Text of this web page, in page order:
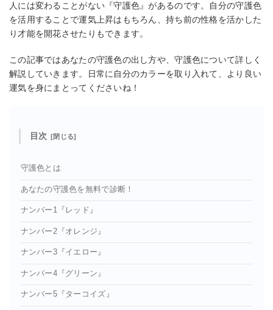
人には変わることがない『守護色』があるのです。自分の守護色
を活用することで運気上昇はもちろん、持ち前の性格を活かした
り才能を開花させたりもできます。
この記事ではあなたの守護色の出し方や、守護色について詳しく
解説していきます。日常に自分のカラーを取り入れて、より良い
運気を身にまとってくださいね！
目次
守護色とは
あなたの守護色を無料で診断！
ナンバー1『レッド』
ナンバー2『オレンジ』
ナンバー3『イエロー』
ナンバー4『グリーン』
ナンバー5『ターコイズ』